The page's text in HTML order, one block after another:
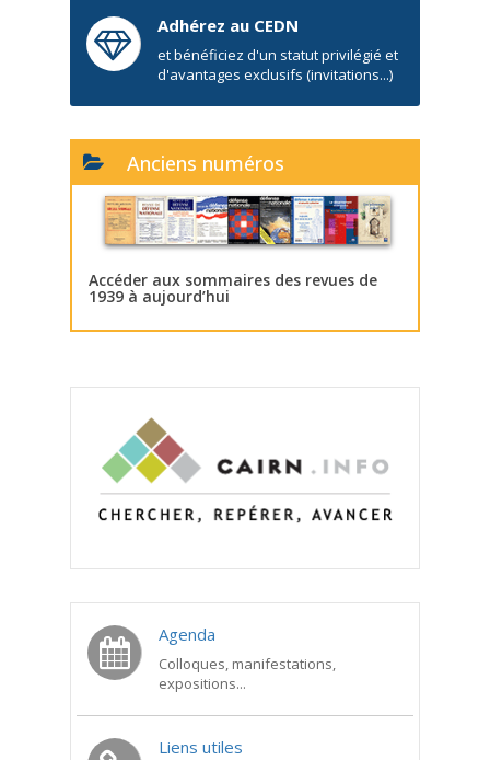
Adhérez au CEDN
et bénéficiez d'un statut privilégié et
d'avantages exclusifs (invitations...)
Anciens numéros
Accéder aux sommaires des revues de
1939 à aujourd’hui
Agenda
Colloques, manifestations,
expositions...
Liens utiles